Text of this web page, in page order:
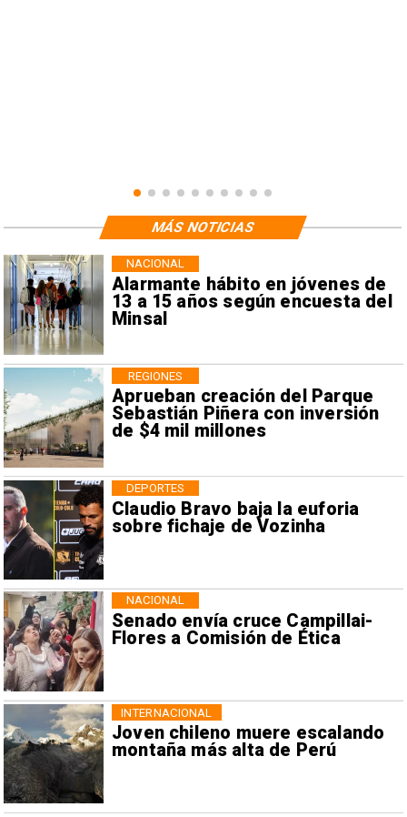
Alarmante hábito en jóvenes de
13 a 15 años según encuesta del
Minsal
NACIONAL
Aprueban creación del Parque
Sebastián Piñera con inversión
de $4 mil millones
REGIONES
Claudio Bravo baja la euforia
sobre fichaje de Vozinha
DEPORTES
Senado envía cruce Campillai-
Flores a Comisión de Ética
NACIONAL
Joven chileno muere escalando
montaña más alta de Perú
INTERNACIONAL
MÁS NOTICIAS